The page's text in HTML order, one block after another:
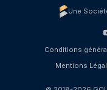
Une
Conditions
Mentions